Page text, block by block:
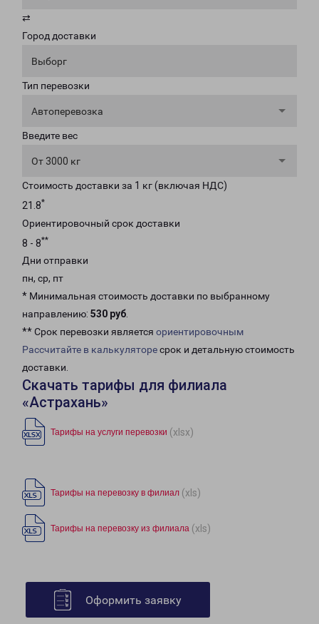
⇄
Город доставки
Выборг
Тип перевозки
Автоперевозка
Введите вес
От 3000 кг
Стоимость доставки за 1 кг (включая НДС)
21.8*
Ориентировочный срок доставки
8 - 8**
Дни отправки
пн, ср, пт
* Минимальная стоимость доставки по выбранному
направлению: 530 руб.
** Срок перевозки является ориентировочным
Рассчитайте в калькуляторесрок и детальную стоимость
доставки.
Скачать тарифы для филиала
«Астрахань»
Тарифы на услуги перевозки (xlsx)
Тарифы на перевозку в филиал (xls)
Тарифы на перевозку из филиала (xls)
Оформить заявку